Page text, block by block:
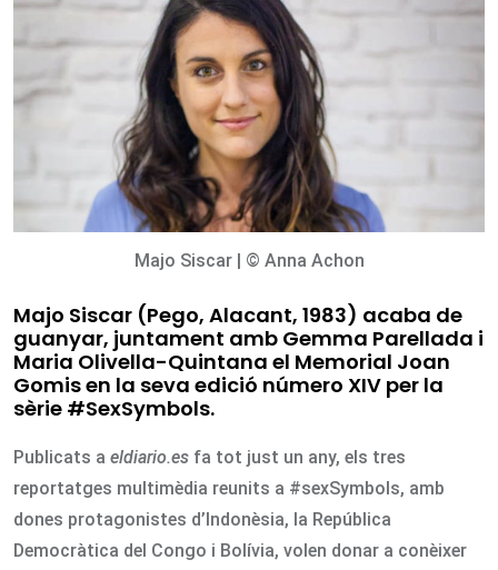
Majo Siscar | © Anna Achon
Majo Siscar (Pego, Alacant, 1983) acaba de
guanyar, juntament amb Gemma Parellada i
Maria Olivella-Quintana el Memorial Joan
Gomis en la seva edició número XIV per la
sèrie #SexSymbols.
Publicats a eldiario.es fa tot just un any, els tres
reportatges multimèdia reunits a #sexSymbols, amb
dones protagonistes d’Indonèsia, la República
Democràtica del Congo i Bolívia, volen donar a conèixer